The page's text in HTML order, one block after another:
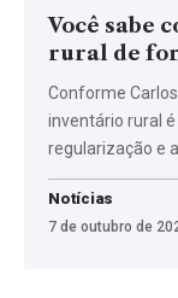
Você sabe
rural de
Conforme
inventário rural
regularização e
Notícias
7 de outubro de